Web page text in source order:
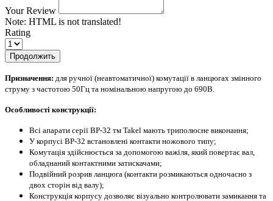
Your Review
Note: HTML is not translated!
Rating
Продолжить
Призначення: для ручної (неавтоматичної) комутації в ланцюгах змінного
струму з частотою 50Гц та номінальною напругою до 690В.
Особливості конструкції:
Всі апарати серії ВР-32 тм Takel мають триполюсне виконання;
У корпусі ВР-32 встановлені контакти ножового типу;
Комутація здійснюється за допомогою важіля, який повертає вал,
обладнаний контактними затискачами;
Подвійний розрив ланцюга (контакти розмикаються одночасно з
двох сторін від валу);
Конструкція корпусу дозволяє візуально контролювати замикання та